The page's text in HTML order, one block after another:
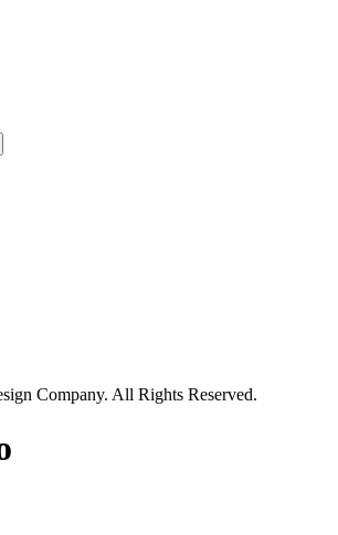
Company. All Rights Reserved.